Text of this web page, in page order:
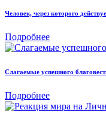
Человек, через которого
Подробнее
Слагаемые успешного
Подробнее